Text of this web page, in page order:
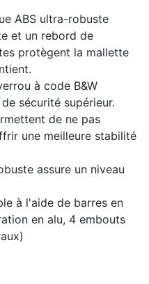
ABS ultra-robuste
et un rebord de
protègent la mallette
à code B&W
sécurité supérieur.
de ne pas
une meilleure stabilité
assure un niveau
à l'aide de barres en
en alu, 4 embouts